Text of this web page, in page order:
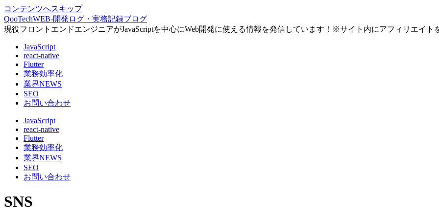
コンテンツへスキップ
QooTechWEB-開発ログ・実務記録ブログ
現役フロントエンドエンジニアがJavaScriptを中心にWeb開発に使える情報を発信しています！※サイト内にアフィリエイト
JavaScript
react-native
Flutter
業務効率化
業界NEWS
SEO
お問い合わせ
JavaScript
react-native
Flutter
業務効率化
業界NEWS
SEO
お問い合わせ
SNS